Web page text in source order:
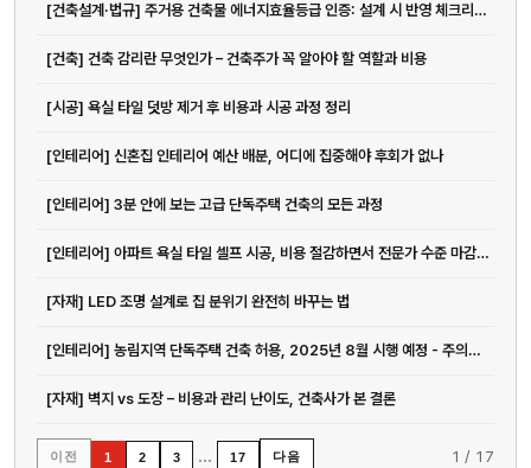
[건축설계·법규] 주거용 건축물 에너지효율등급 인증: 설계 시 반영 체크리스트
[건축] 건축 감리란 무엇인가 – 건축주가 꼭 알아야 할 역할과 비용
[시공] 욕실 타일 덧방 제거 후 비용과 시공 과정 정리
[인테리어] 신혼집 인테리어 예산 배분, 어디에 집중해야 후회가 없나
[인테리어] 3분 안에 보는 고급 단독주택 건축의 모든 과정
[인테리어] 아파트 욕실 타일 셀프 시공, 비용 절감하면서 전문가 수준 마감하는 방법
[자재] LED 조명 설계로 집 분위기 완전히 바꾸는 법
[인테리어] 농림지역 단독주택 건축 허용, 2025년 8월 시행 예정 - 주의사...
[자재] 벽지 vs 도장 – 비용과 관리 난이도, 건축사가 본 결론
이전 1 2 3 … 17 다음 1 / 17